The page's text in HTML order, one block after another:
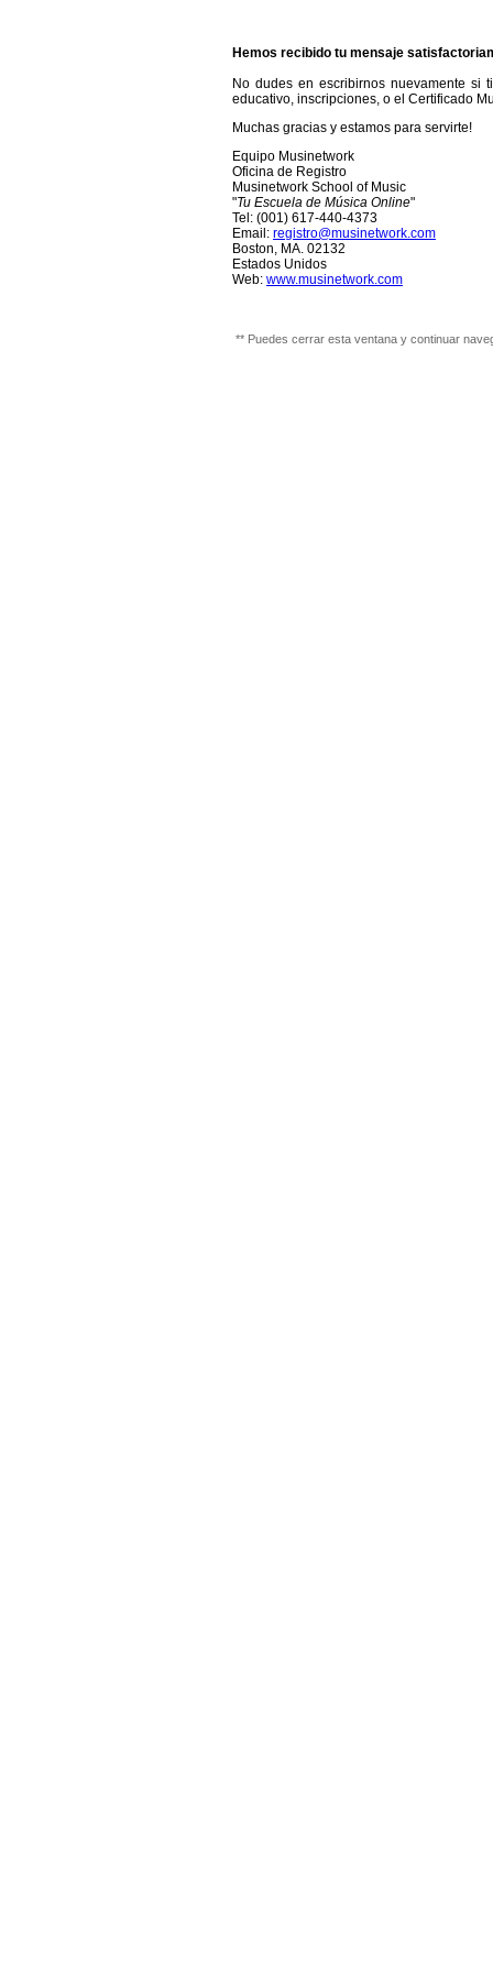
Hemos recibido tu mensaje
No dudes en escribirnos nuevamente si
educativo, inscripciones, o el Certificado
Muchas gracias y estamos para servirte!
Equipo Musinetwork
Oficina de Registro
Musinetwork School of Music
"Tu Escuela de Música Online"
Tel: (001) 617-440-4373
Email: registro@musinetwork.com
Boston, MA. 02132
Estados Unidos
Web: www.musinetwork.com
** Puedes cerrar esta ventana y continuar